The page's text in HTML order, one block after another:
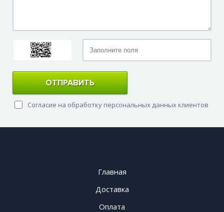
ОТПРАВИТЬ
Согласие на обработку персональных данных клиентов
Главная
Доставка
Оплата